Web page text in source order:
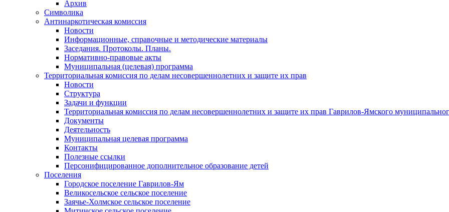
Архив
Символика
Антинаркотическая комиссия
Новости
Информационные, справочные и методические материалы
Заседания. Протоколы. Планы.
Нормативно-правовые акты
Муниципальная (целевая) программа
Территориальная комиссия по делам несовершеннолетних и защите их прав
Новости
Структура
Задачи и функции
Территориальная комиссия по делам несовершеннолетних и защите их прав Гаврилов-Ямского
Документы
Деятельность
Муниципальная целевая программа
Контакты
Полезные ссылки
Персонифицированное дополнительное образование детей
Поселения
Городское поселение Гаврилов-Ям
Великосельское сельское поселение
Заячье-Холмское сельское поселение